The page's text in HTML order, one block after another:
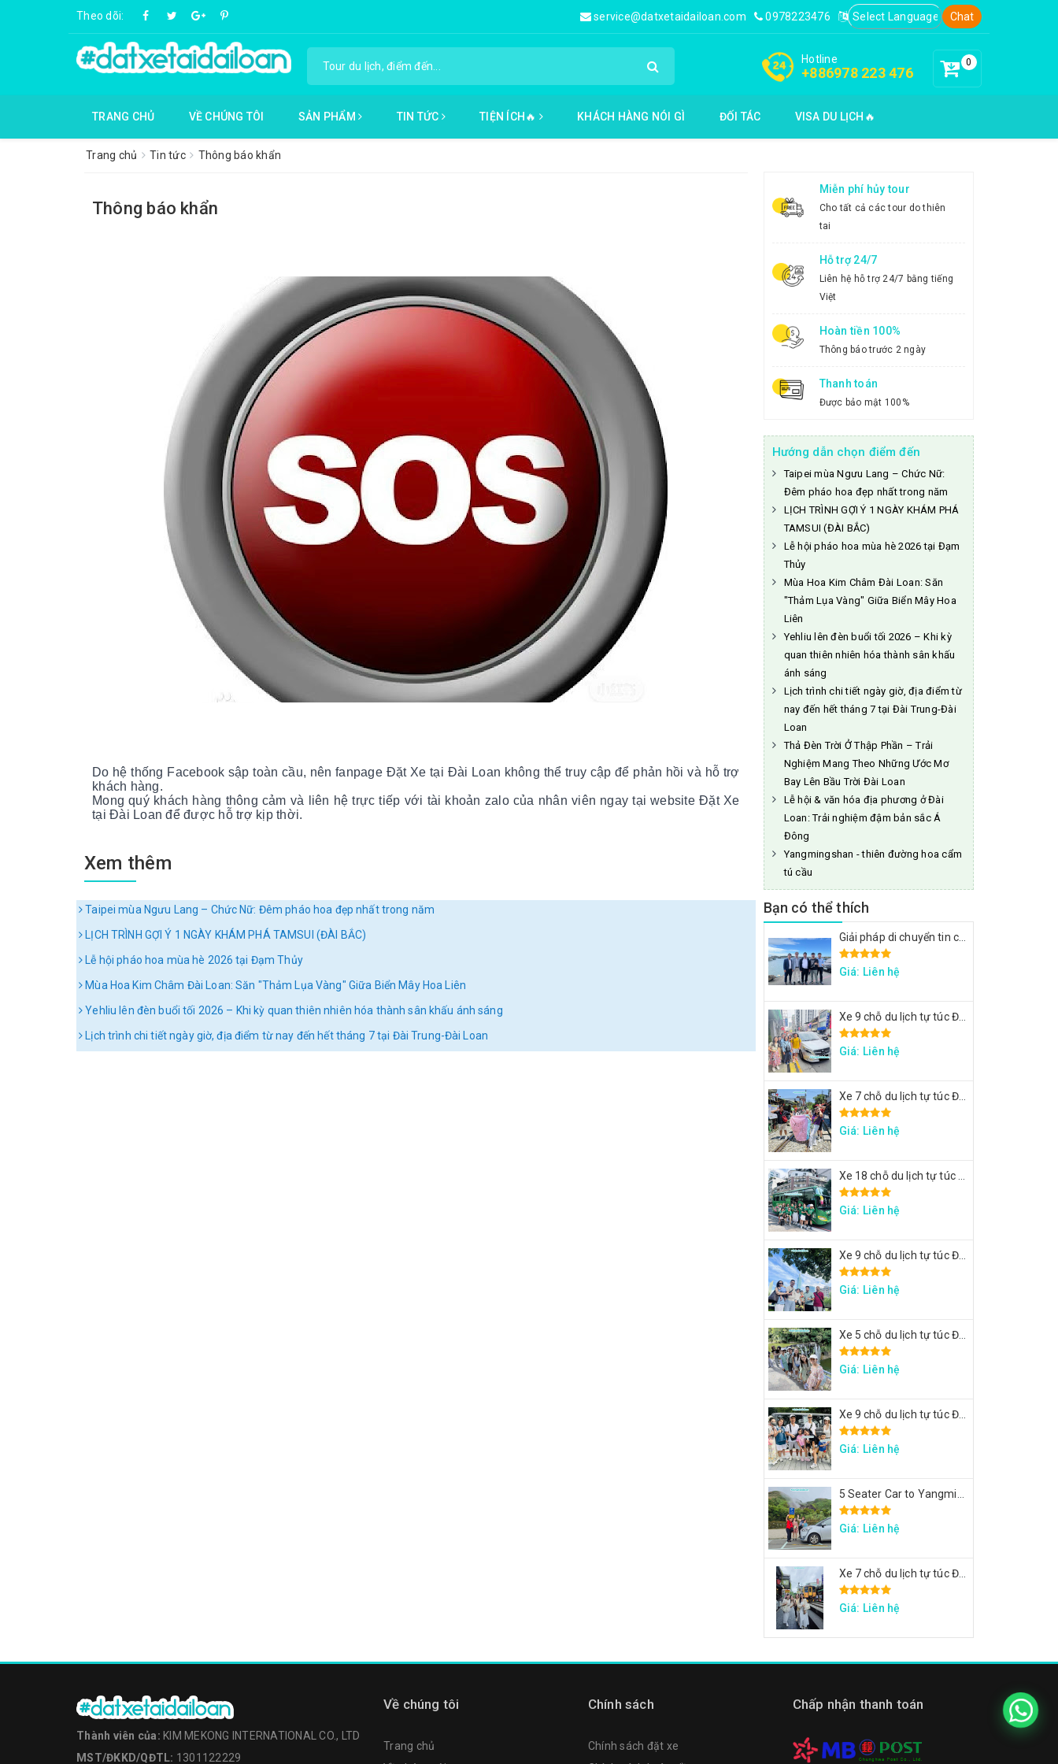
Theo dõi: service@datxetaidailoan.com 0978223476 Chat
0
Hotline
+886978 223 476
TRANG CHỦ VỀ CHÚNG TÔI SẢN PHẨM TIN TỨC TIỆN ÍCH🔥 KHÁCH HÀNG NÓI GÌ ĐỐI TÁC VISA DU LỊCH🔥
Trang chủ Tin tức Thông báo khẩn
Thông báo khẩn
Do hệ thống Facebook sập toàn cầu, nên fanpage Đặt Xe tại Đài Loan không thể truy cập để phản hồi và hỗ trợ
khách hàng.
Mong quý khách hàng thông cảm và liên hệ trực tiếp với tài khoản zalo của nhân viên ngay tại website Đặt Xe
tại Đài Loan để được hỗ trợ kịp thời.
Xem thêm
Taipei mùa Ngưu Lang – Chức Nữ: Đêm pháo hoa đẹp nhất trong năm
LỊCH TRÌNH GỢI Ý 1 NGÀY KHÁM PHÁ TAMSUI (ĐÀI BẮC)
Lễ hội pháo hoa mùa hè 2026 tại Đạm Thủy
Mùa Hoa Kim Châm Đài Loan: Săn "Thảm Lụa Vàng" Giữa Biển Mây Hoa Liên
Yehliu lên đèn buổi tối 2026 – Khi kỳ quan thiên nhiên hóa thành sân khấu ánh sáng
Lịch trình chi tiết ngày giờ, địa điểm từ nay đến hết tháng 7 tại Đài Trung-Đài Loan
Miễn phí hủy tour
Cho tất cả các tour do thiên
tai
Hỗ trợ 24/7
Liên hệ hỗ trợ 24/7 bằng tiếng
Việt
Hoàn tiền 100%
Thông báo trước 2 ngày
Thanh toán
Được bảo mật 100%
Hướng dẫn chọn điểm đến
Taipei mùa Ngưu Lang – Chức Nữ:
Đêm pháo hoa đẹp nhất trong năm
LỊCH TRÌNH GỢI Ý 1 NGÀY KHÁM PHÁ
TAMSUI (ĐÀI BẮC)
Lễ hội pháo hoa mùa hè 2026 tại Đạm
Thủy
Mùa Hoa Kim Châm Đài Loan: Săn
"Thảm Lụa Vàng" Giữa Biển Mây Hoa
Liên
Yehliu lên đèn buổi tối 2026 – Khi kỳ
quan thiên nhiên hóa thành sân khấu
ánh sáng
Lịch trình chi tiết ngày giờ, địa điểm từ
nay đến hết tháng 7 tại Đài Trung-Đài
Loan
Thả Đèn Trời Ở Thập Phần – Trải
Nghiệm Mang Theo Những Ước Mơ
Bay Lên Bầu Trời Đài Loan
Lễ hội & văn hóa địa phương ở Đài
Loan: Trải nghiệm đậm bản sắc Á
Đông
Yangmingshan - thiên đường hoa cẩm
tú cầu
Bạn có thể thích
Giá: Liên hệ
Giá: Liên hệ
Giá: Liên hệ
Giá: Liên hệ
Giá: Liên hệ
Giá: Liên hệ
Giá: Liên hệ
Giá: Liên hệ
Giá: Liên hệ
Thành viên của: KIM MEKONG INTERNATIONAL CO., LTD
MST/ĐKKD/QĐTL: 1301122229
Về chúng tôi
Trang chủ
Chính sách
Chính sách đặt xe
Chấp nhận thanh toán